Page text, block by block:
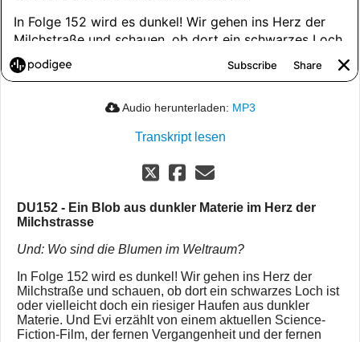
Audio herunterladen: MP3
Transkript lesen
DU152 - Ein Blob aus dunkler Materie im Herz der
Milchstrasse
Und: Wo sind die Blumen im Weltraum?
In Folge 152 wird es dunkel! Wir gehen ins Herz der
Milchstraße und schauen, ob dort ein schwarzes Loch ist
oder vielleicht doch ein riesiger Haufen aus dunkler
Materie. Und Evi erzählt von einem aktuellen Science-
Fiction-Film, der fernen Vergangenheit und der fernen